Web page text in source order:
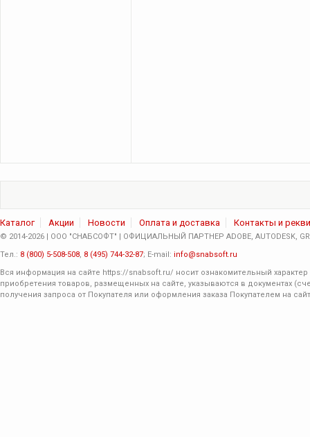
Каталог Акции Новости Оплата и доставка Контакты и
© 2014-2026 | ООО "СНАБСОФТ" | ОФИЦИАЛЬНЫЙ ПАРТНЕР ADOBE, AUTODESK,
Тел.: 8 (800) 5-508-508, 8 (495) 744-32-87; E-mail: info@snabsoft.ru
Вся информация на сайте https://snabsoft.ru/ носит ознакомительный
приобретения товаров, размещенных на сайте, указываются в документах
получения запроса от Покупателя или оформления заказа Покупателем на